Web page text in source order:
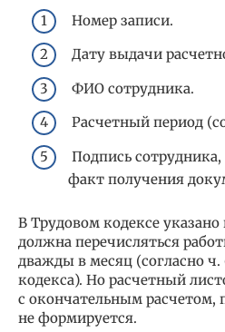
Номер записи.
Дату выдачи
ФИО сотрудника.
Расчетный период
Подпись
факт получения
В Трудовом кодексе указано
должна перечисляться
дважды в месяц (согласно ч.
кодекса). Но расчетный
с окончательным расчетом,
не формируется.